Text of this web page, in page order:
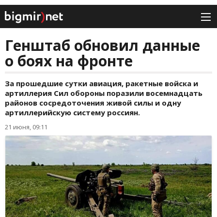
Генштаб обновил данные
о боях на фронте
За прошедшие сутки авиация, ракетные войска и
артиллерия Сил обороны поразили восемнадцать
районов сосредоточения живой силы и одну
артиллерийскую систему россиян.
21 июня, 09:11